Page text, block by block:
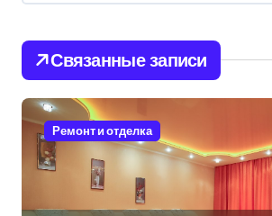
и
я
п
о
з
Связанные записи
Ремонт и отделка